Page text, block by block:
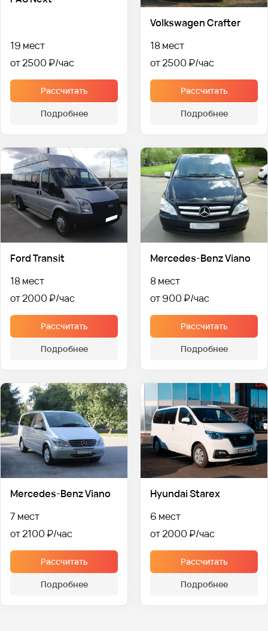
19 мест
от 2500 ₽
Рассчитать
Подробнее
Volkswagen Crafter
18 мест
от 2500 ₽
Рассчитать
Подробнее
Ford Transit
18 мест
от 2000 ₽
Рассчитать
Подробнее
Mercedes-Benz Viano
8 мест
от 900 ₽
Рассчитать
Подробнее
Mercedes-Benz Viano
7 мест
от 2100 ₽
Рассчитать
Подробнее
Hyundai Starex
6 мест
от 2000 ₽
Рассчитать
Подробнее